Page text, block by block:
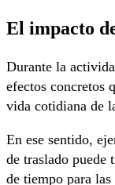
El impacto
Durante la
efectos concretos
vida cotidiana de
En ese sentido,
de traslado puede
de tiempo para